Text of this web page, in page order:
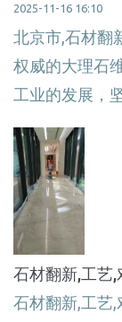
2025-11-16 16:10
北京市,石材翻
权威的大理石
工业的发展，
石材翻新,工艺
石材翻新,工艺